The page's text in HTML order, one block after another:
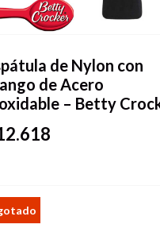
de Nylon con
de Acero
– Betty